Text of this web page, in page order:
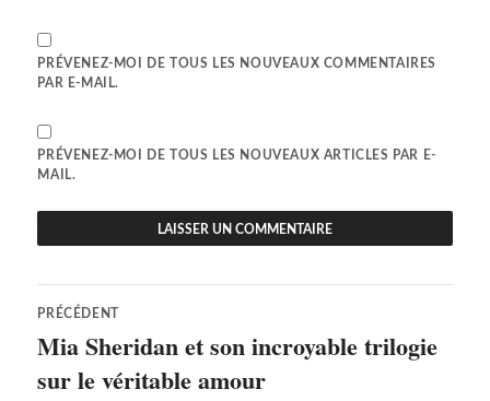
PRÉVENEZ-MOI DE TOUS LES NOUVEAUX COMMENTAIRES
PAR E-MAIL.
PRÉVENEZ-MOI DE TOUS LES NOUVEAUX ARTICLES PAR E-
MAIL.
Navigation
de
l’article
PRÉCÉDENT
Article
Mia Sheridan et son incroyable trilogie
sur le véritable amour